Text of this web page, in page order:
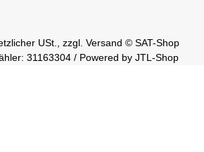
USt., zzgl. Versand © SAT-Shop
31163304 / Powered by JTL-Shop